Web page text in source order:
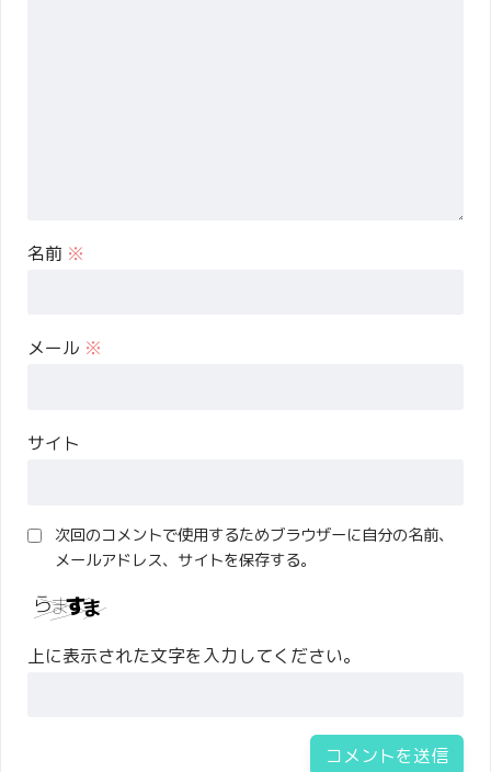
名前 ※
メール ※
サイト
次回のコメントで使用するためブラウザーに自分の名前、
メールアドレス、サイトを保存する。
上に表示された文字を入力してください。